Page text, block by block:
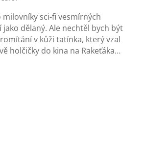
milovníky sci-fi vesmírných
dělaný. Ale nechtěl bych být
v kůži tatínka, který vzal
holčičky do kina na Rakeťáka…